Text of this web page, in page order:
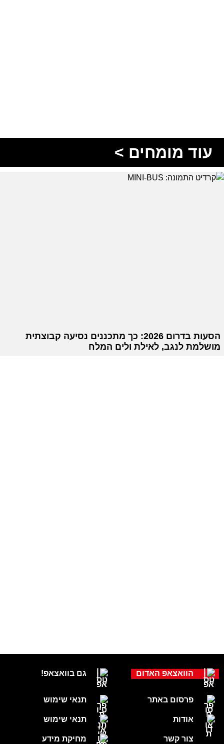
עוד מומחים >
הסעות בדרום 2026: כך מתכננים נסיעה קבוצתית
מושלמת לנגב, לאילת ולים המלח
גם בוואצאפ!
תנאי שימוש
תנאי שימוש
מחיקת מידע
הוואצאפ האדום
פרסום באתר
אודות
צור קשר